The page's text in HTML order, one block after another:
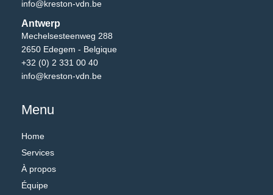
info@kreston-vdn.be
Antwerp
Mechelsesteenweg 288
2650 Edegem - Belgique
+32 (0) 2 331 00 40
info@kreston-vdn.be
Menu
Home
Services
À propos
Équipe